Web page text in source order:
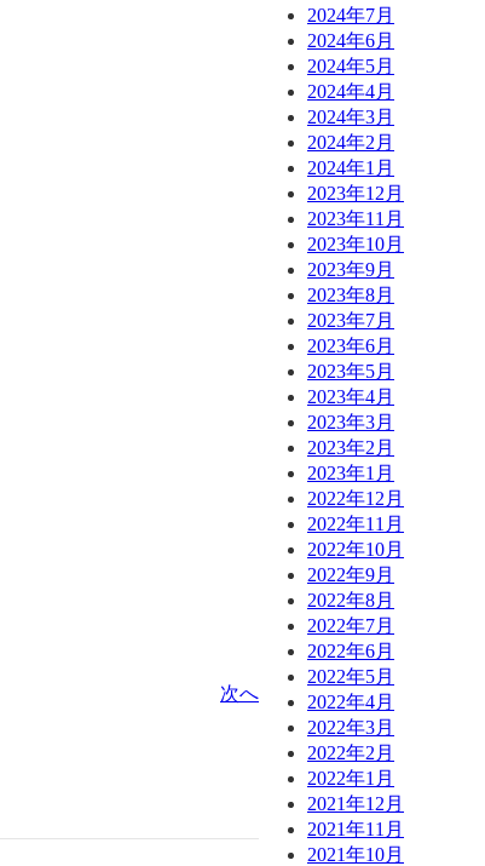
次へ
2024年7月
2024年6月
2024年5月
2024年4月
2024年3月
2024年2月
2024年1月
2023年12月
2023年11月
2023年10月
2023年9月
2023年8月
2023年7月
2023年6月
2023年5月
2023年4月
2023年3月
2023年2月
2023年1月
2022年12月
2022年11月
2022年10月
2022年9月
2022年8月
2022年7月
2022年6月
2022年5月
2022年4月
2022年3月
2022年2月
2022年1月
2021年12月
2021年11月
2021年10月